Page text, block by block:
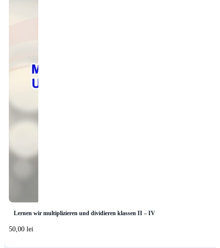
Lernen wir multiplizieren und dividieren klassen II – IV
50,00 lei